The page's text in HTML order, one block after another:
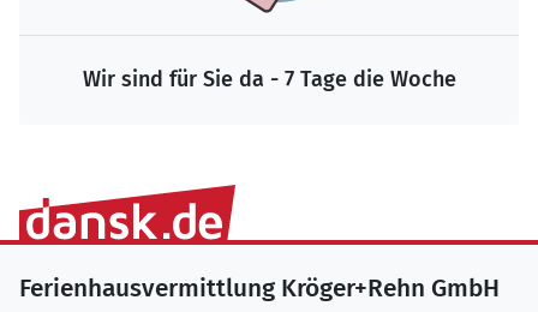
Wir sind für Sie da - 7 Tage die Woche
Ferienhausvermittlung Kröger+Rehn GmbH